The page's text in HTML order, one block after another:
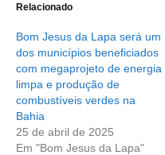
Relacionado
Bom Jesus da Lapa será um
dos municípios beneficiados
com megaprojeto de energia
limpa e produção de
combustíveis verdes na
Bahia
25 de abril de 2025
Em "Bom Jesus da Lapa"